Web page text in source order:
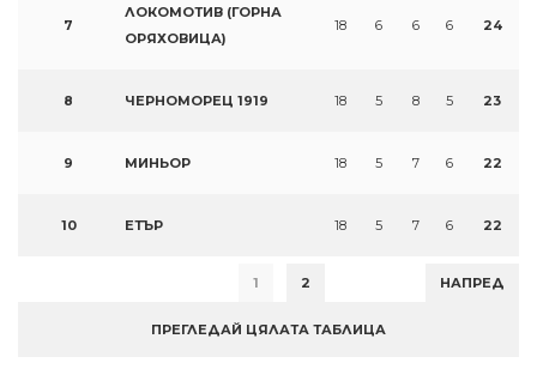
7
ЛОКОМОТИВ (ГОРНА
ОРЯХОВИЦА)
18 6 6 6 24
8 ЧЕРНОМОРЕЦ 1919 18 5 8 5 23
9 МИНЬОР 18 5 7 6 22
10 ЕТЪР 18 5 7 6 22
1 2 НАПРЕД
ПРЕГЛЕДАЙ ЦЯЛАТА ТАБЛИЦА